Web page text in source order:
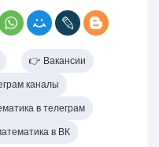
👉 Вакансии
каналы
в телеграм
в ВК